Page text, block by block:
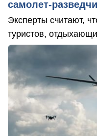
самолет-
Эксперты считают,
туристов,